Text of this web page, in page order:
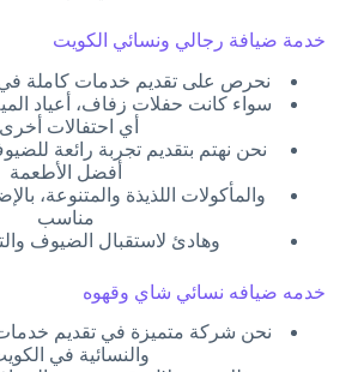
خدمة ضيافة رجالي ونسائي الكويت
نحرص على تقديم خدمات كاملة في
سواء كانت حفلات زفاف، أعياد
أي احتفالات
نحن نهتم بتقديم تجربة رائعة
أفضل الأطعمة
والمأكولات اللذيذة والمتنوعة،
مناسب
وهادئ لاستقبال الضيوف
خدمه ضيافه نسائي شاي وقهوه
نحن شركة متميزة في تقديم خدمات
والنسائية في